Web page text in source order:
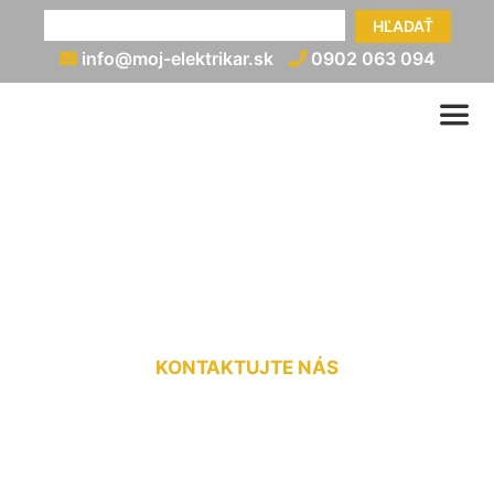
HĽADAŤ
info@moj-elektrikar.sk 0902 063 094
KONTAKTUJTE NÁS